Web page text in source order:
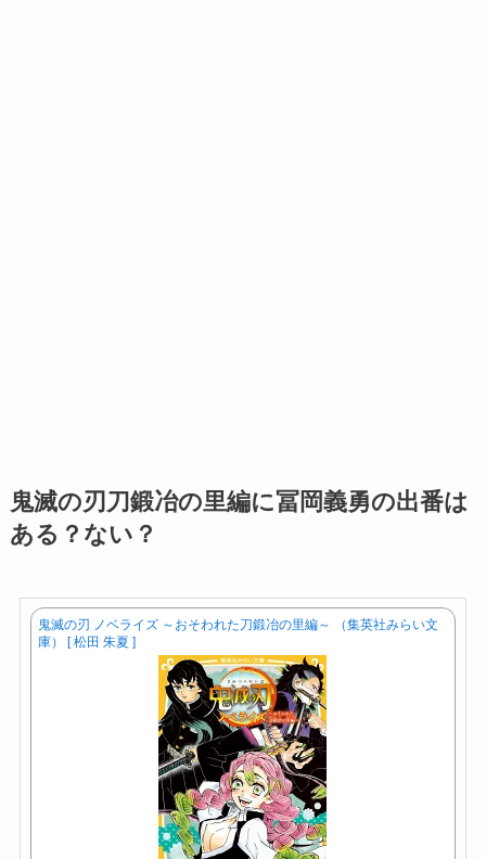
鬼滅の刃刀鍛冶の里編に冨岡義勇の出番は
ある？ない？
鬼滅の刃 ノベライズ ～おそわれた刀鍛冶の里編～ （集英社みらい文
庫） [ 松田 朱夏 ]